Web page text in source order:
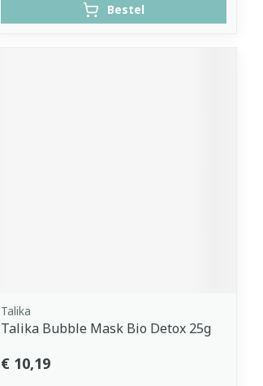
Bestel
Talika
Talika Bubble Mask Bio Detox 25g
€ 10,19